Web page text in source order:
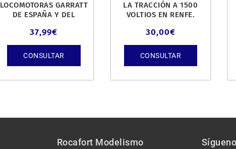
LOCOMOTORAS GARRATT
DE ESPAÑA Y DEL
37,99€
CONSULTAR
LA TRACCIÓN A 1500
VOLTIOS EN RENFE.
30,00€
CONSULTAR
Rocafort Modelismo